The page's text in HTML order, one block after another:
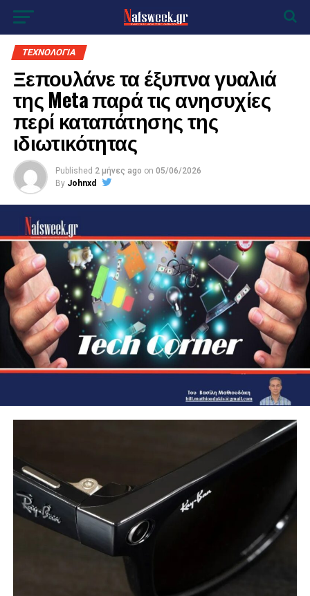
ΤΕΧΝΟΛΟΓΙΑ
Ξεπουλάνε τα έξυπνα γυαλιά
της Meta παρά τις ανησυχίες
περί καταπάτησης της
ιδιωτικότητας
Published 2 μήνες ago on 05/06/2026
By Johnxd